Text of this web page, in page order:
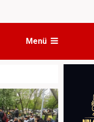
Menü